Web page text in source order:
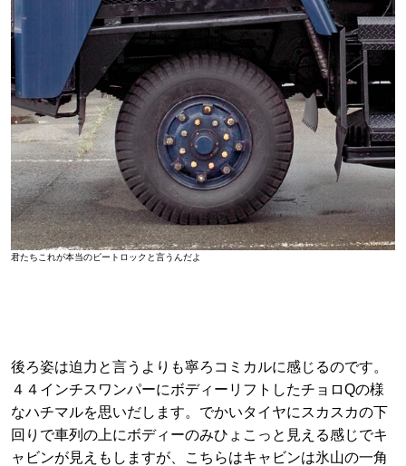
君たちこれが本当のビートロックと言うんだよ
後ろ姿は迫力と言うよりも寧ろコミカルに感じるのです。
４４インチスワンパーにボディーリフトしたチョロQの様
なハチマルを思いだします。でかいタイヤにスカスカの下
回りで車列の上にボディーのみひょこっと見える感じでキ
ャビンが見えもしますが、こちらはキャビンは氷山の一角